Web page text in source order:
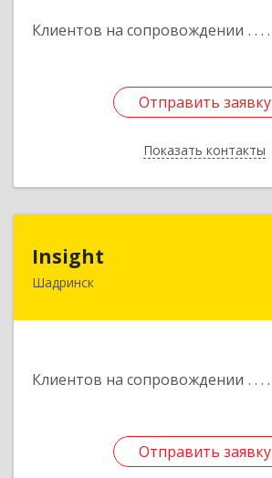
Клиентов на сопровождении
Отправить заявку
Показать контакты
Отправить заявку
Назад
Insight
Шадринск
Клиентов на сопровождении
Отправить заявку
Отправить заявку